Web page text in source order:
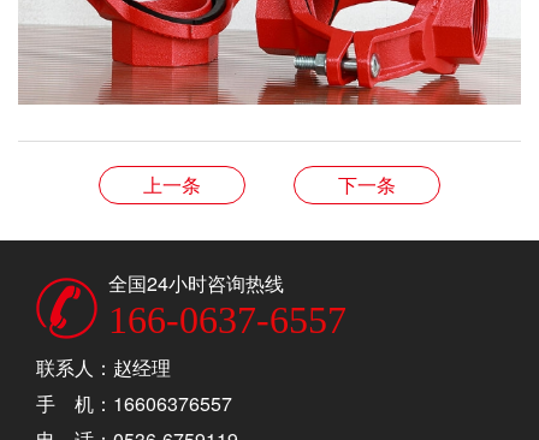
上一条 下一条
全国24小时咨询热线
166-0637-6557
联系人：赵经理
手 机：16606376557